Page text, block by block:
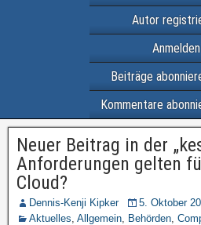
Autor
Anmelden
Beiträge
Kommentare
Neuer Beitrag in der
Anforderungen gelten
Cloud?
Dennis-Kenji Kipker
5. Oktober
Aktuelles, Allgemein, Behörden,